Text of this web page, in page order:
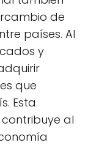
de
países. Al
y
que
Esta
al